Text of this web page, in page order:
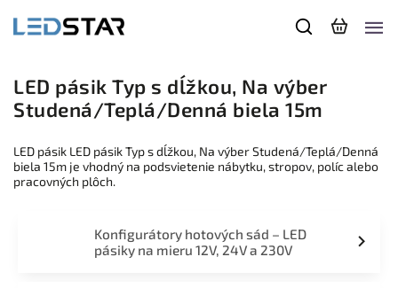
LED pásik Typ s dĺžkou, Na výber
Studená/Teplá/Denná biela 15m
LED pásik LED pásik Typ s dĺžkou, Na výber Studená/Teplá/Denná
biela 15m je vhodný na podsvietenie nábytku, stropov, políc alebo
pracovných plôch.
Konfigurátory hotových sád – LED
pásiky na mieru 12V, 24V a 230V